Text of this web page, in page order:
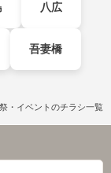
八広
吾妻橋
・イベントのチラシ一覧